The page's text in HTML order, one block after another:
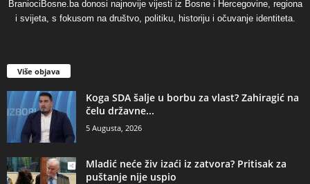
BraniociBosne.ba donosi najnovije vijesti iz Bosne i Hercegovine, regiona
i svijeta, s fokusom na društvo, politiku, historiju i očuvanje identiteta.
Više objava
​Koga SDA šalje u borbu za vlast? Zahiragić na
čelu državne...
5 Augusta, 2026
​Mladić neće živ izaći iz zatvora? Pritisak za
puštanje nije uspio